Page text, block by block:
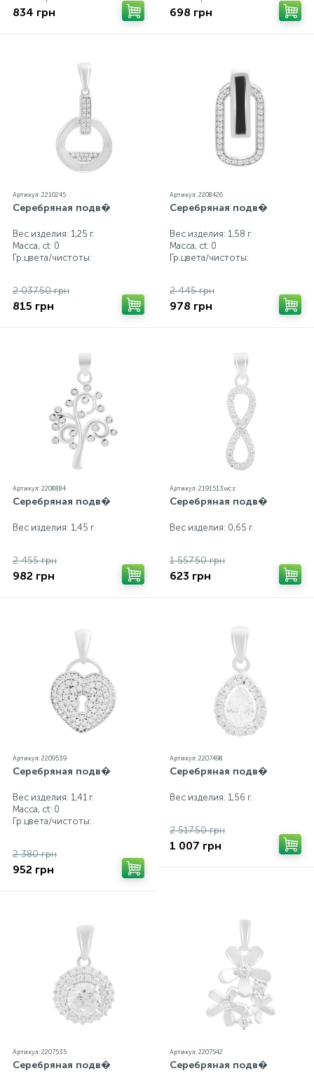
834 грн 698 грн
Артикул: 2210245
Серебряная подв�
Вес изделия: 1,25 г.
Масса, ct: 0
Гр.цвета/чистоты:
2 037.50 грн
815 грн
Артикул: 2208426
Серебряная подв�
Вес изделия: 1,58 г.
Масса, ct: 0
Гр.цвета/чистоты:
2 445 грн
978 грн
Артикул: 2208884
Серебряная подв�
Вес изделия: 1,45 г.
2 455 грн
982 грн
Артикул: 2191513wcz
Серебряная подв�
Вес изделия: 0,65 г.
1 557.50 грн
623 грн
Артикул: 2209539
Серебряная подв�
Вес изделия: 1,41 г.
Масса, ct: 0
Гр.цвета/чистоты:
2 380 грн
952 грн
Артикул: 2207498
Серебряная подв�
Вес изделия: 1,56 г.
2 517.50 грн
1 007 грн
Артикул: 2207535
Серебряная подв�
Артикул: 2207542
Серебряная подв�